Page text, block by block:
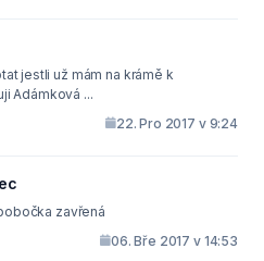
jestli už mám na krámě k
Adámková ...
22. Pro 2017 v 9:24
zavřená
06. Bře 2017 v 14:53